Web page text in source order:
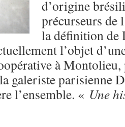
d’origine
précurseurs
la définition de
l’objet
à Montolieu,
galeriste parisienne
l’ensemble. « Une